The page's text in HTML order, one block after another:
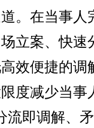
。在当事人
立案、快速
效便捷的调
度减少当事
流即调解、